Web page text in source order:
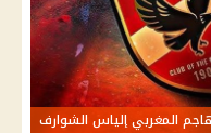
المغربي إلياس الشوارف